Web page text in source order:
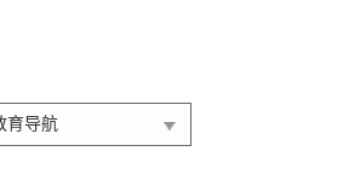
育导航